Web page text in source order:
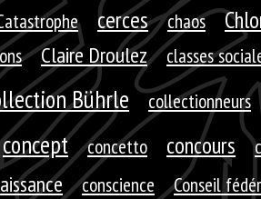
cerces chaos
Claire Droulez
classes
Bührle collectionneurs
concept concetto concours
conscience
Conseil